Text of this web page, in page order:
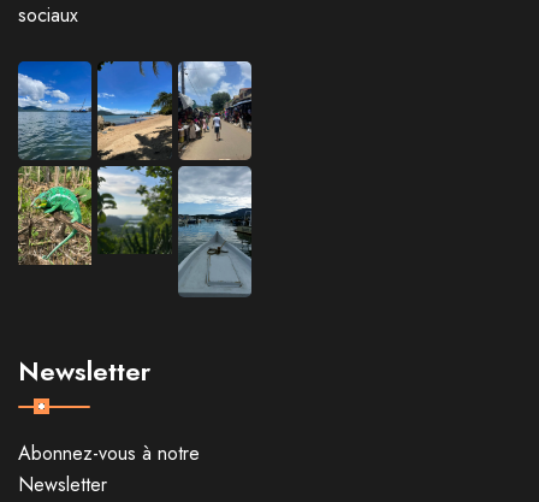
sociaux
Newsletter
Abonnez-vous à notre
Newsletter